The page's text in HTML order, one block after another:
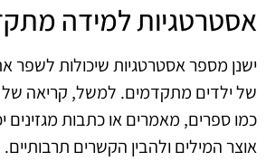
אסטרטגיות למידה
ישנן מספר אסטרטגיות שיכולות לשפר
של ילדים מתקדמים. למשל, קריאה של
כמו ספרים, מאמרים או כתבות מגזינים
אוצר המילים ולהבין הקשרים